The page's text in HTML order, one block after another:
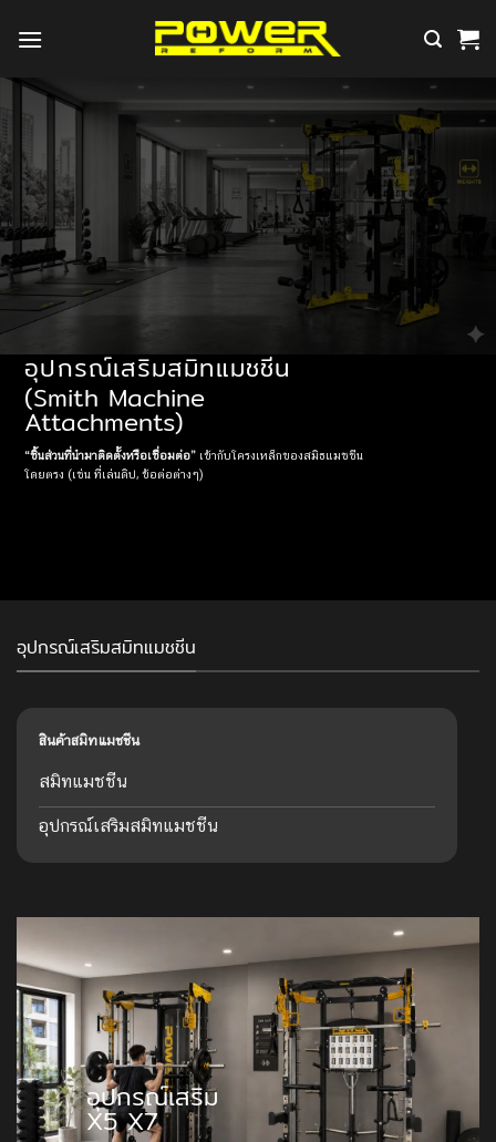
เนื้อหา
อุปกรณ์เสริมสมิทแมชชีน
(Smith Machine
Attachments)
“ชิ้นส่วนที่นำมาติดตั้งหรือเชื่อมต่อ” เข้ากับโครงเหล็กของสมิธแมชชีน
โดยตรง (เช่น ที่เล่นดิป, ข้อต่อต่างๆ)
อุปกรณ์เสริมสมิทแมชชีน
สินค้าสมิทแมชชีน
สมิทแมชชีน
อุปกรณ์เสริมสมิทแมชชีน
อุปกรณ์เสริม
X5 X7